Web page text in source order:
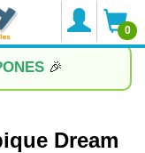
0
🎉
Dream